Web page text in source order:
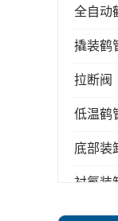
全自动
撬装鹤
拉断阀
低温鹤
底部装
衬氟装
顶部装